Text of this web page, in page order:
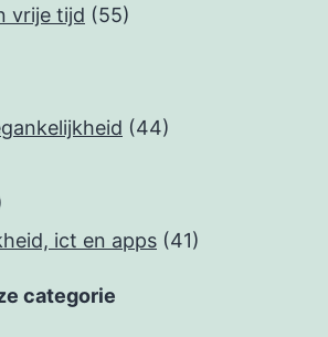
vrije tijd (55)
(44)
ict en apps (41)
categorie